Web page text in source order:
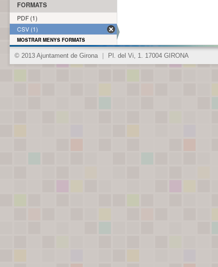
FORMATS
PDF (1)
CSV (1)
MOSTRAR MENYS FORMATS
© 2013 Ajuntament de Girona Pl. del Vi, 1. 17004 GIRONA